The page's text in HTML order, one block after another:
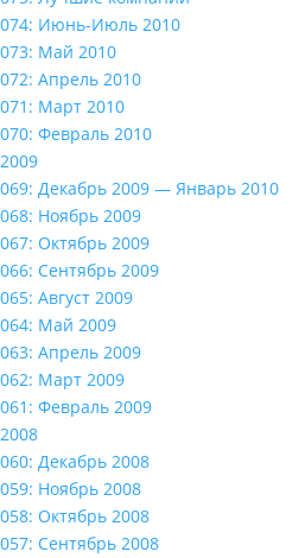
074: Июнь-Июль 2010
073: Май 2010
072: Апрель 2010
071: Март 2010
070: Февраль 2010
2009
069: Декабрь 2009 — Январь 2010
068: Ноябрь 2009
067: Октябрь 2009
066: Сентябрь 2009
065: Август 2009
064: Май 2009
063: Апрель 2009
062: Март 2009
061: Февраль 2009
2008
060: Декабрь 2008
059: Ноябрь 2008
058: Октябрь 2008
057: Сентябрь 2008